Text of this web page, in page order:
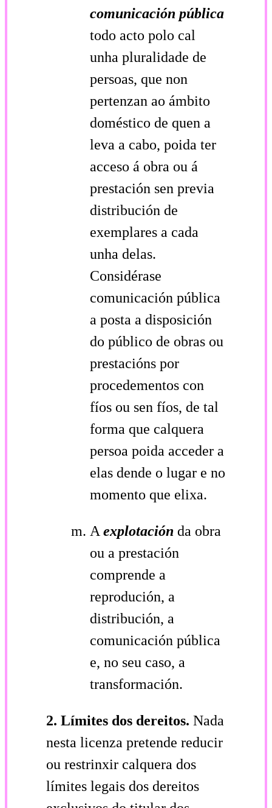
comunicación pública
todo acto polo cal
unha pluralidade de
persoas, que non
pertenzan ao ámbito
doméstico de quen a
leva a cabo, poida ter
acceso á obra ou á
prestación sen previa
distribución de
exemplares a cada
unha delas.
Considérase
comunicación pública
a posta a disposición
do público de obras ou
prestacións por
procedementos con
fíos ou sen fíos, de tal
forma que calquera
persoa poida acceder a
elas dende o lugar e no
momento que elixa.
A explotación da obra
ou a prestación
comprende a
reprodución, a
distribución, a
comunicación pública
e, no seu caso, a
transformación.
2. Límites dos dereitos. Nada
nesta licenza pretende reducir
ou restrinxir calquera dos
límites legais dos dereitos